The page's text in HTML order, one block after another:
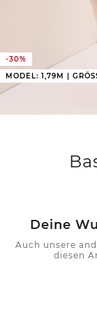
-30%
MODEL: 1,79M |
Deine
Auch unsere
diesen